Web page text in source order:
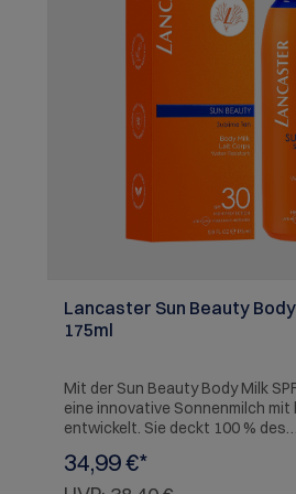
Lancaster Sun Beauty Body
175ml
Mit der Sun Beauty Body Milk
eine innovative Sonnenmilch
entwickelt. Sie deckt 100 % des
gleichzeitig, sonnenbedingte
reparieren. Die cleane,
34,99 €*